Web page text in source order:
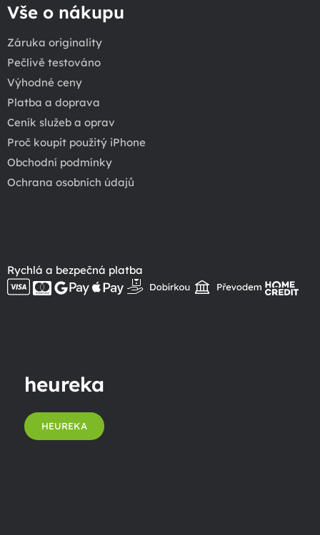
Vše o nákupu
Záruka originality
Pečlivě testováno
Výhodné ceny
Platba a doprava
Ceník služeb a oprav
Proč koupit použitý iPhone
Obchodní podmínky
Ochrana osobních údajů
Rychlá a bezpečná platba
heureka
HEUREKA